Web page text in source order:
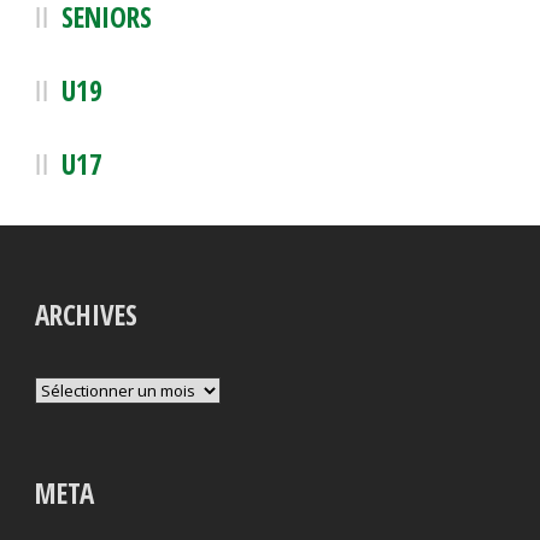
SENIORS
U19
U17
ARCHIVES
Archives
META